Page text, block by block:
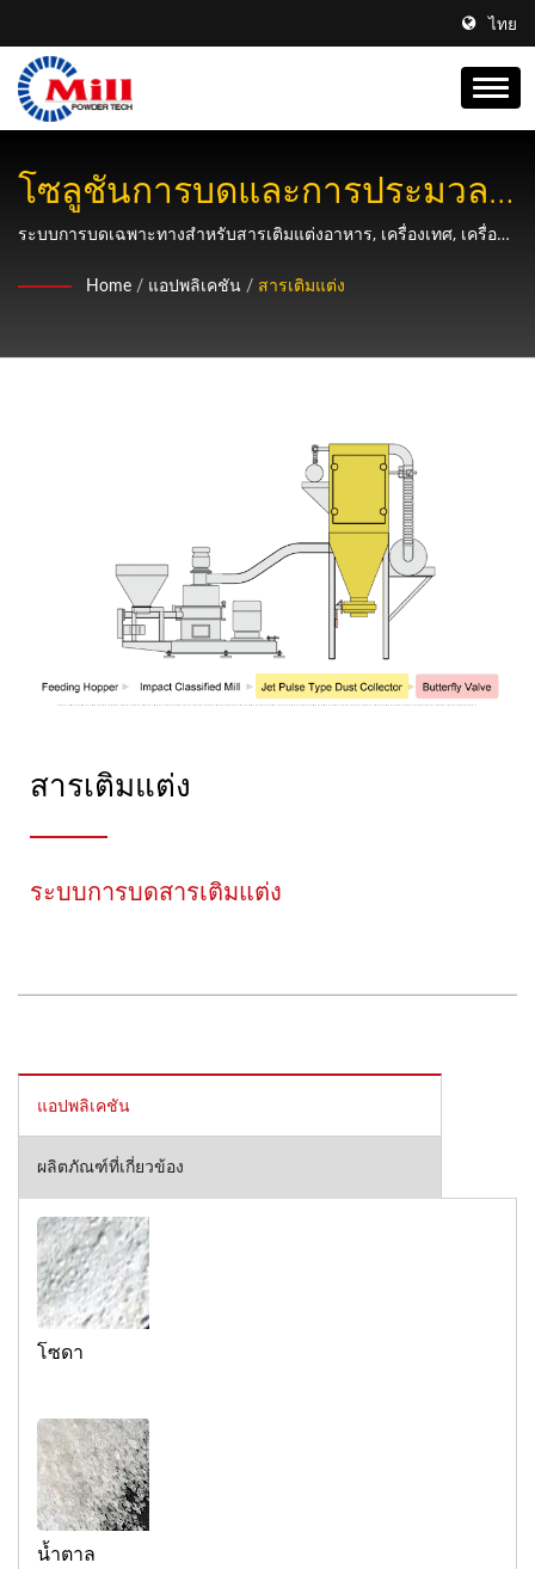
ไทย
โซลูชันการบดและการประมวล
ผลสารเติมแต่งที่ครบวงจร
ระบบการบดเฉพาะทางสำหรับสารเติมแต่งอาหาร, เครื่องเทศ, เครื่อง
ความสามารถในการผสมที่มีประสิทธิภาพ
Home / แอปพลิเคชัน / สารเติมแต่ง
สารเติมแต่ง
ระบบการบดสารเติมแต่ง
แอปพลิเคชัน
ผลิตภัณฑ์ที่เกี่ยวข้อง
โซดา
น้ำตาล